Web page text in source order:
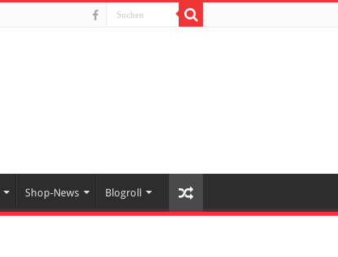
Shop-News Blogroll